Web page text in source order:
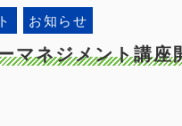
お知らせ
マネジメント講座